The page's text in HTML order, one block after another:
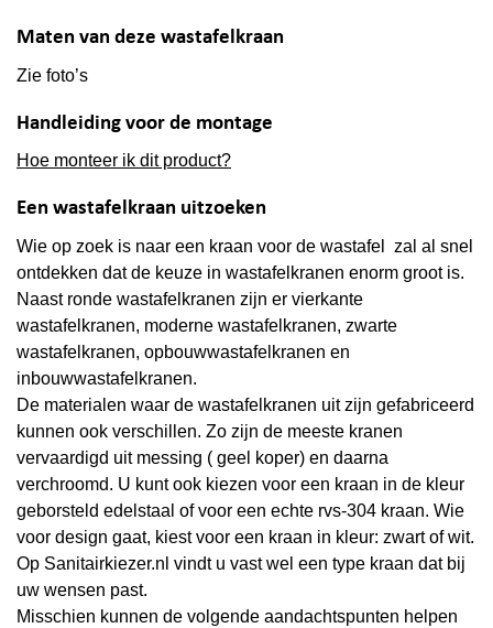
Maten van deze wastafelkraan
Zie foto’s
Handleiding voor de montage
Hoe monteer ik dit product?
Een wastafelkraan uitzoeken
Wie op zoek is naar een kraan voor de wastafel zal al snel
ontdekken dat de keuze in wastafelkranen enorm groot is.
Naast ronde wastafelkranen zijn er vierkante
wastafelkranen, moderne wastafelkranen, zwarte
wastafelkranen, opbouwwastafelkranen en
inbouwwastafelkranen.
De materialen waar de wastafelkranen uit zijn gefabriceerd
kunnen ook verschillen. Zo zijn de meeste kranen
vervaardigd uit messing ( geel koper) en daarna
verchroomd. U kunt ook kiezen voor een kraan in de kleur
geborsteld edelstaal of voor een echte rvs-304 kraan. Wie
voor design gaat, kiest voor een kraan in kleur: zwart of wit.
Op Sanitairkiezer.nl vindt u vast wel een type kraan dat bij
uw wensen past.
Misschien kunnen de volgende aandachtspunten helpen